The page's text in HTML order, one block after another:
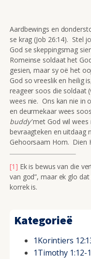
Aardbewings en
se krag (Job 26:14). Stel
God se skeppingsmag
Romeinse soldaat het
gesien, maar sy oë het
God so vreeslik en heilig
reageer soos die soldaat
wees nie. Ons kan nie in
en deurmekaar wees
buddy’met God wil wees
bevraagteken en uitdaag
Gehoorsaam Hom. Dien
[1] Ek is bewus van die
van god”, maar ek glo
korrek is.
Kategorieë
1Korintiers
1Timothy 1:12-